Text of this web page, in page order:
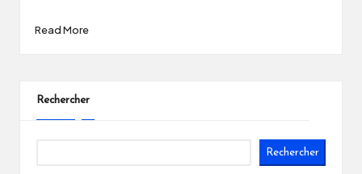
Read More
Rechercher
Rechercher